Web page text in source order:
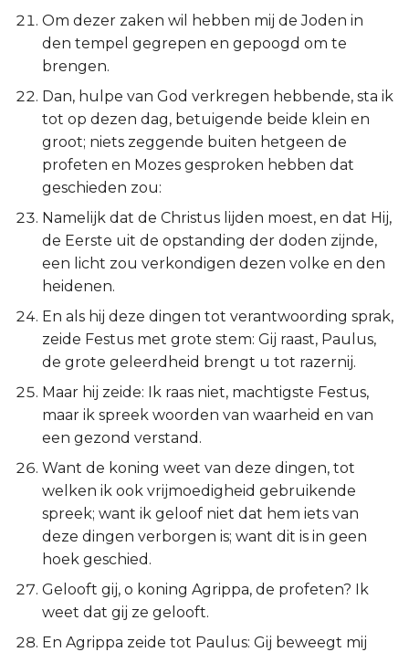
Om dezer zaken wil hebben mij de Joden in
den tempel gegrepen en gepoogd om te
brengen.
Dan, hulpe van God verkregen hebbende, sta ik
tot op dezen dag, betuigende beide klein en
groot; niets zeggende buiten hetgeen de
profeten en Mozes gesproken hebben dat
geschieden zou:
Namelijk dat de Christus lijden moest, en dat Hij,
de Eerste uit de opstanding der doden zijnde,
een licht zou verkondigen dezen volke en den
heidenen.
En als hij deze dingen tot verantwoording sprak,
zeide Festus met grote stem: Gij raast, Paulus,
de grote geleerdheid brengt u tot razernij.
Maar hij zeide: Ik raas niet, machtigste Festus,
maar ik spreek woorden van waarheid en van
een gezond verstand.
Want de koning weet van deze dingen, tot
welken ik ook vrijmoedigheid gebruikende
spreek; want ik geloof niet dat hem iets van
deze dingen verborgen is; want dit is in geen
hoek geschied.
Gelooft gij, o koning Agrippa, de profeten? Ik
weet dat gij ze gelooft.
En Agrippa zeide tot Paulus: Gij beweegt mij